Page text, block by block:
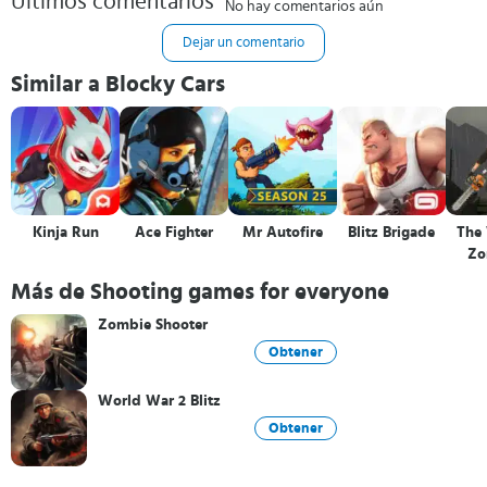
No hay comentarios aún
Dejar un comentario
Similar a Blocky Cars
Kinja Run Ace Fighter Mr Autofire Blitz Brigade
The
Más de Shooting games for everyone
Zombie Shooter
Obtener
World War 2 Blitz
Obtener